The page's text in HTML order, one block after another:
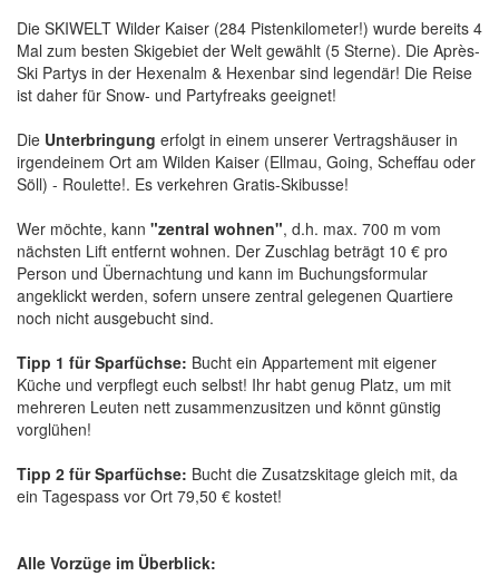
Die SKIWELT Wilder Kaiser (284 Pistenkilometer!) wurde bereits 4
Mal zum besten Skigebiet der Welt gewählt (5 Sterne). Die Après-
Ski Partys in der Hexenalm & Hexenbar sind legendär! Die Reise
ist daher für Snow- und Partyfreaks geeignet!
Die Unterbringung erfolgt in einem unserer Vertragshäuser in
irgendeinem Ort am Wilden Kaiser (Ellmau, Going, Scheffau oder
Söll) - Roulette!. Es verkehren Gratis-Skibusse!
Wer möchte, kann "zentral wohnen", d.h. max. 700 m vom
nächsten Lift entfernt wohnen. Der Zuschlag beträgt 10 € pro
Person und Übernachtung und kann im Buchungsformular
angeklickt werden, sofern unsere zentral gelegenen Quartiere
noch nicht ausgebucht sind.
Tipp 1 für Sparfüchse: Bucht ein Appartement mit eigener
Küche und verpflegt euch selbst! Ihr habt genug Platz, um mit
mehreren Leuten nett zusammenzusitzen und könnt günstig
vorglühen!
Tipp 2 für Sparfüchse: Bucht die Zusatzskitage gleich mit, da
ein Tagespass vor Ort 79,50 € kostet!
Alle Vorzüge im Überblick: